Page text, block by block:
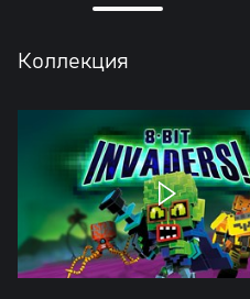
Коллекция